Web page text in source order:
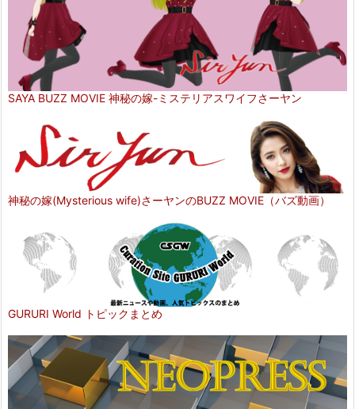
SAYA BUZZ MOVIE 神秘の嫁-ミステリアスワイフさーヤン
神秘の嫁(Mysterious wife)さーヤンのBUZZ MOVIE（バズ動画）
GURURI World トピックまとめ